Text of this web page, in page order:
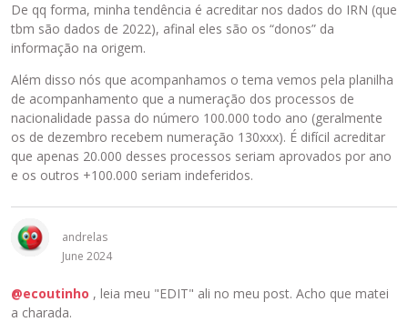
De qq forma, minha tendência é acreditar nos dados do IRN (que
tbm são dados de 2022), afinal eles são os “donos” da
informação na origem.
Além disso nós que acompanhamos o tema vemos pela planilha
de acompanhamento que a numeração dos processos de
nacionalidade passa do número 100.000 todo ano (geralmente
os de dezembro recebem numeração 130xxx). É difícil acreditar
que apenas 20.000 desses processos seriam aprovados por ano
e os outros +100.000 seriam indeferidos.
andrelas
June 2024
@ecoutinho , leia meu "EDIT" ali no meu post. Acho que matei
a charada.